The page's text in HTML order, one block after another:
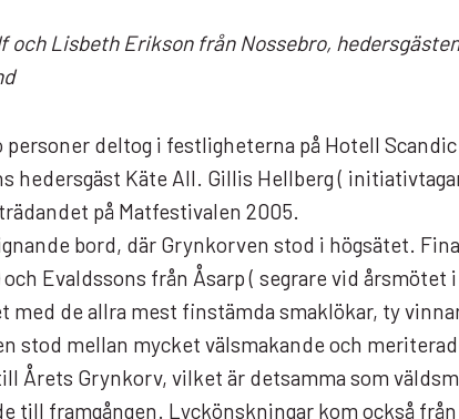
och Lisbeth Erikson från Nossebro,
deltog i festligheterna på Hotell
Käte All. Gillis Hellberg (
på Matfestivalen 2005.
bord, där Grynkorven stod i högsätet.
Evaldssons från Åsarp ( segrare vid
med de allra mest finstämda smaklökar, ty
stod mellan mycket välsmakande och
Grynkorv, vilket är detsamma som
till framgången. Lyckönskningar kom också